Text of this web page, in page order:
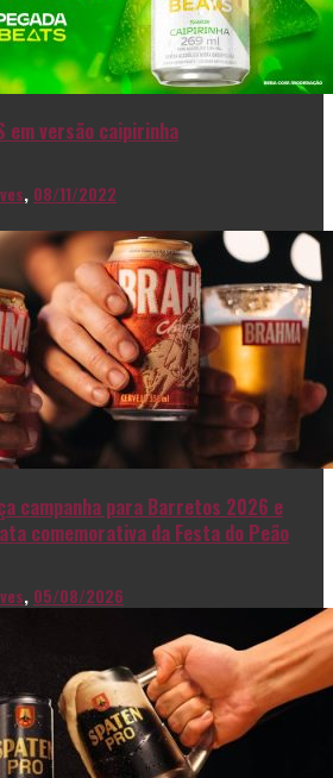
em versão caipirinha
, 08/11/2022
campanha para Barretos 2026 e
comemorativa da Festa do Peão
, 05/08/2026